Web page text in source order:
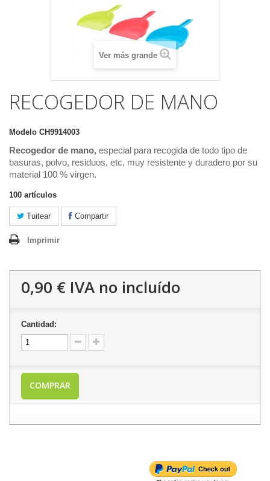
Ver más grande
RECOGEDOR DE MANO
Modelo CH9914003
Recogedor de mano, especial para recogida de todo tipo de
basuras, polvo, residuos, etc, muy resistente y duradero por su
material 100 % virgen.
100 artículos
Tuitear Compartir
Imprimir
0,90 € IVA no incluído
Cantidad:
COMPRAR